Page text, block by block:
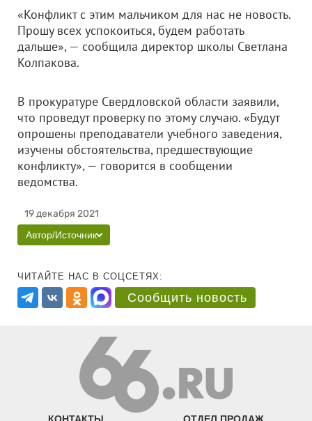
«Конфликт с этим мальчиком для нас не новость.
Прошу всех успокоиться, будем работать
дальше», — сообщила директор школы Светлана
Колпакова.
В прокуратуре Свердловской области заявили,
что проведут проверку по этому случаю. «Будут
опрошены преподаватели учебного заведения,
изучены обстоятельства, предшествующие
конфликту», — говорится в сообщении
ведомства.
19 декабря 2021
Автор/Источник
ЧИТАЙТЕ НАС В СОЦСЕТЯХ:
Сообщить новость